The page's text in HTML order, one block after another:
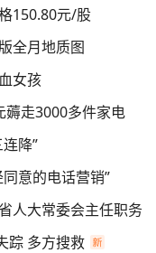
150.80元/股
全月地质图
女孩
薅走3000多件家电
降”
意的电话营销”
人大常委会主任职务
踪 多方搜救